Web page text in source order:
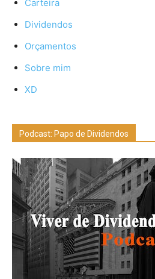
Carteira
Dividendos
Orçamentos
Sobre mim
XD
Podcast: Papo de Dividendos